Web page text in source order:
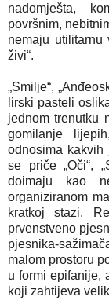
nadomješta,
površnim,
nemaju utilitarnu
živi“.
„Smilje“,
lirski pasteli
jednom trenutku
gomilanje
odnosima
se priče „Oči“,
doimaju kao
organiziranom
kratkoj stazi.
prvenstveno
pjesnika-
malom prostoru
u formi epifanije,
koji zahtijeva